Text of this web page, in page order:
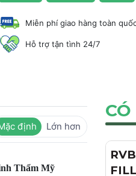
Miễn phí giao hàng toàn
Hỗ trợ tận tình 24/7
định Lớn hơn
Thẩm Mỹ